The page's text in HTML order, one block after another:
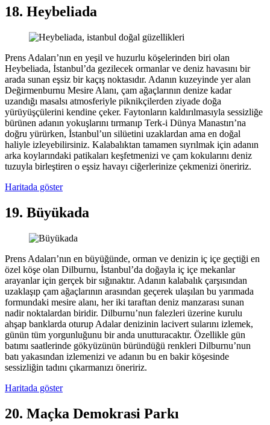
18. Heybeliada
Prens Adaları’nın en yeşil ve huzurlu köşelerinden biri olan
Heybeliada, İstanbul’da gezilecek ormanlar ve deniz havasını bir
arada sunan eşsiz bir kaçış noktasıdır. Adanın kuzeyinde yer alan
Değirmenburnu Mesire Alanı, çam ağaçlarının denize kadar
uzandığı masalsı atmosferiyle piknikçilerden ziyade doğa
yürüyüşçülerini kendine çeker. Faytonların kaldırılmasıyla sessizliğe
bürünen adanın yokuşlarını tırmanıp Terk-i Dünya Manastırı’na
doğru yürürken, İstanbul’un silüetini uzaklardan ama en doğal
haliyle izleyebilirsiniz. Kalabalıktan tamamen sıyrılmak için adanın
arka koylarındaki patikaları keşfetmenizi ve çam kokularını deniz
tuzuyla birleştiren o eşsiz havayı ciğerlerinize çekmenizi öneririz.
Haritada göster
19. Büyükada
Prens Adaları’nın en büyüğünde, orman ve denizin iç içe geçtiği en
özel köşe olan Dilburnu, İstanbul’da doğayla iç içe mekanlar
arayanlar için gerçek bir sığınaktır. Adanın kalabalık çarşısından
uzaklaşıp çam ağaçlarının arasından geçerek ulaşılan bu yarımada
formundaki mesire alanı, her iki taraftan deniz manzarası sunan
nadir noktalardan biridir. Dilburnu’nun falezleri üzerine kurulu
ahşap banklarda oturup Adalar denizinin lacivert sularını izlemek,
günün tüm yorgunluğunu bir anda unutturacaktır. Özellikle gün
batımı saatlerinde gökyüzünün büründüğü renkleri Dilburnu’nun
batı yakasından izlemenizi ve adanın bu en bakir köşesinde
sessizliğin tadını çıkarmanızı öneririz.
Haritada göster
20. Maçka Demokrasi Parkı